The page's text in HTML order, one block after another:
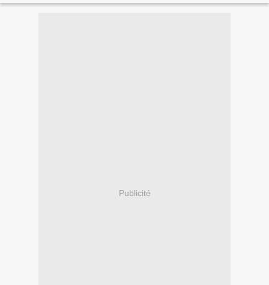
Publicité